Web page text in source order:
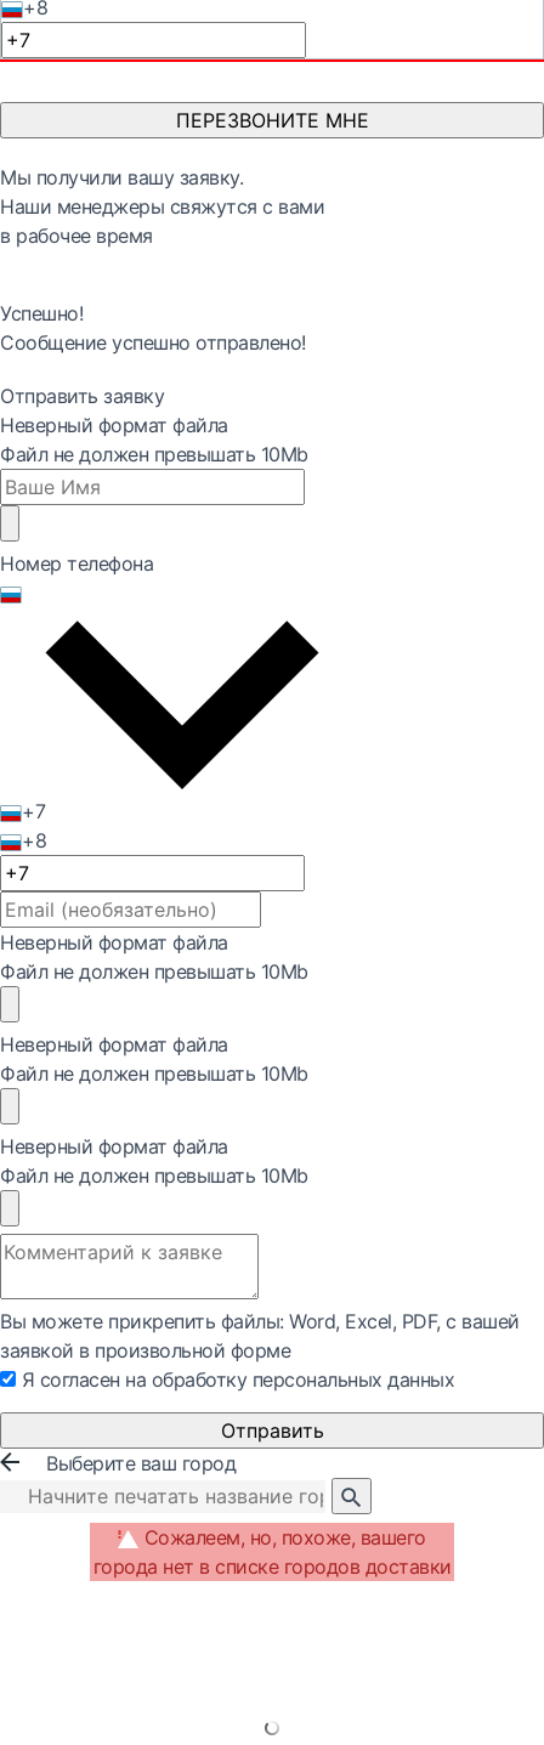
+8
ПЕРЕЗВОНИТЕ МНЕ
Мы получили вашу заявку.
Наши менеджеры свяжутся с вами
в рабочее время
Успешно!
Сообщение успешно отправлено!
Отправить заявку
Неверный формат файла
Файл не должен превышать 10Mb
Номер телефона
+7
+8
Неверный формат файла
Файл не должен превышать 10Mb
Неверный формат файла
Файл не должен превышать 10Mb
Неверный формат файла
Файл не должен превышать 10Mb
Вы можете прикрепить файлы: Word, Exсel, PDF, с вашей
заявкой в произвольной форме
Я согласен на обработку персональных данных
Отправить
Выберите ваш город
Сожалеем, но, похоже, вашего
города нет в списке городов доставки